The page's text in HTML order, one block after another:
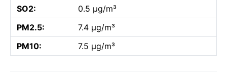
SO2:
0.5 µg/m³
PM2.5:
7.4 µg/m³
PM10:
7.5 µg/m³